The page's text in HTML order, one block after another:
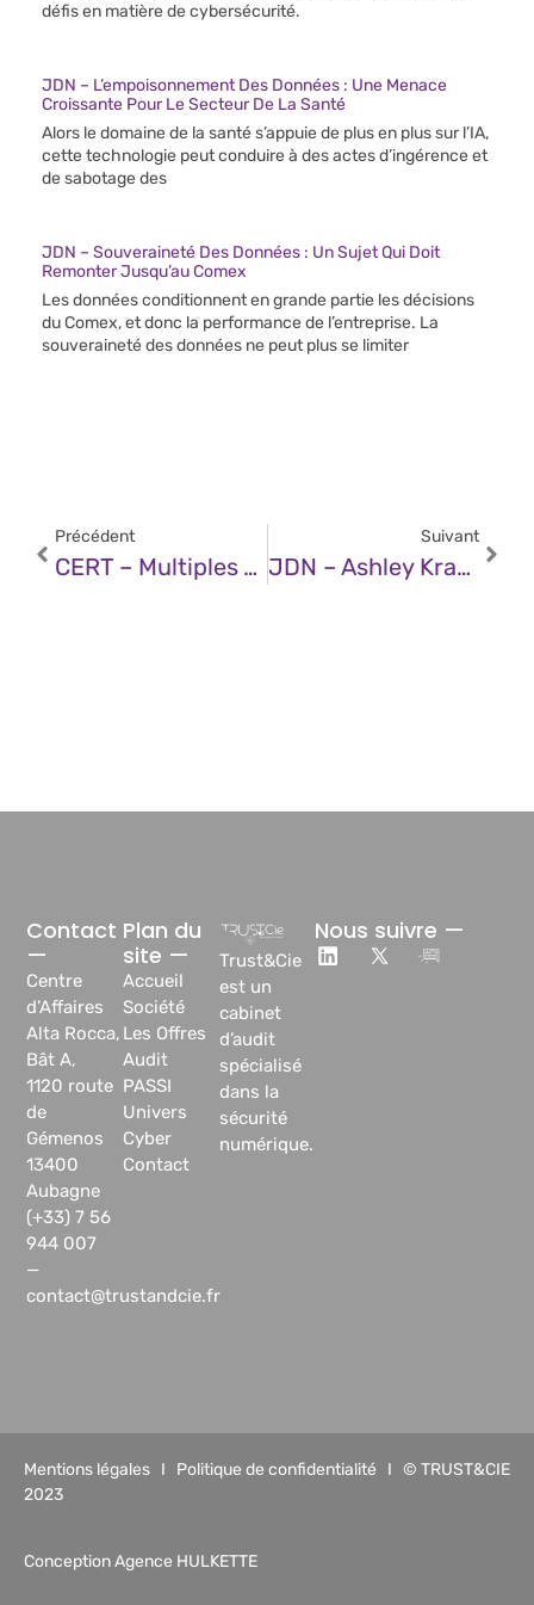
défis en matière de cybersécurité.
JDN – L’empoisonnement Des Données : Une Menace
Croissante Pour Le Secteur De La Santé
Alors le domaine de la santé s’appuie de plus en plus sur l’IA,
cette technologie peut conduire à des actes d’ingérence et
de sabotage des
JDN – Souveraineté Des Données : Un Sujet Qui Doit
Remonter Jusqu’au Comex
Les données conditionnent en grande partie les décisions
du Comex, et donc la performance de l’entreprise. La
souveraineté des données ne peut plus se limiter
Précédent
CERT – Multiples Vulnérabilités Dans Les Produits Siemens (11 Décembre 2024)
Suivant
JDN – Ashley Kramer (GitLab) : « L’approche De L’IA Par GitLab Va Au-Delà De La Génération De Code »
Trust&Cie
est un
cabinet
d’audit
spécialisé
dans la
sécurité
numérique.
Plan du
site —
Accueil
Société
Les Offres
Audit
PASSI
Univers
Cyber
Contact
Contact
—
Centre
d’Affaires
Alta Rocca,
Bât A,
1120 route
de
Gémenos
13400
Aubagne
(+33) 7 56
944 007
—
contact@trustandcie.fr
Nous suivre —
Mentions légales I Politique de confidentialité I © TRUST&CIE
2023
Conception Agence HULKETTE